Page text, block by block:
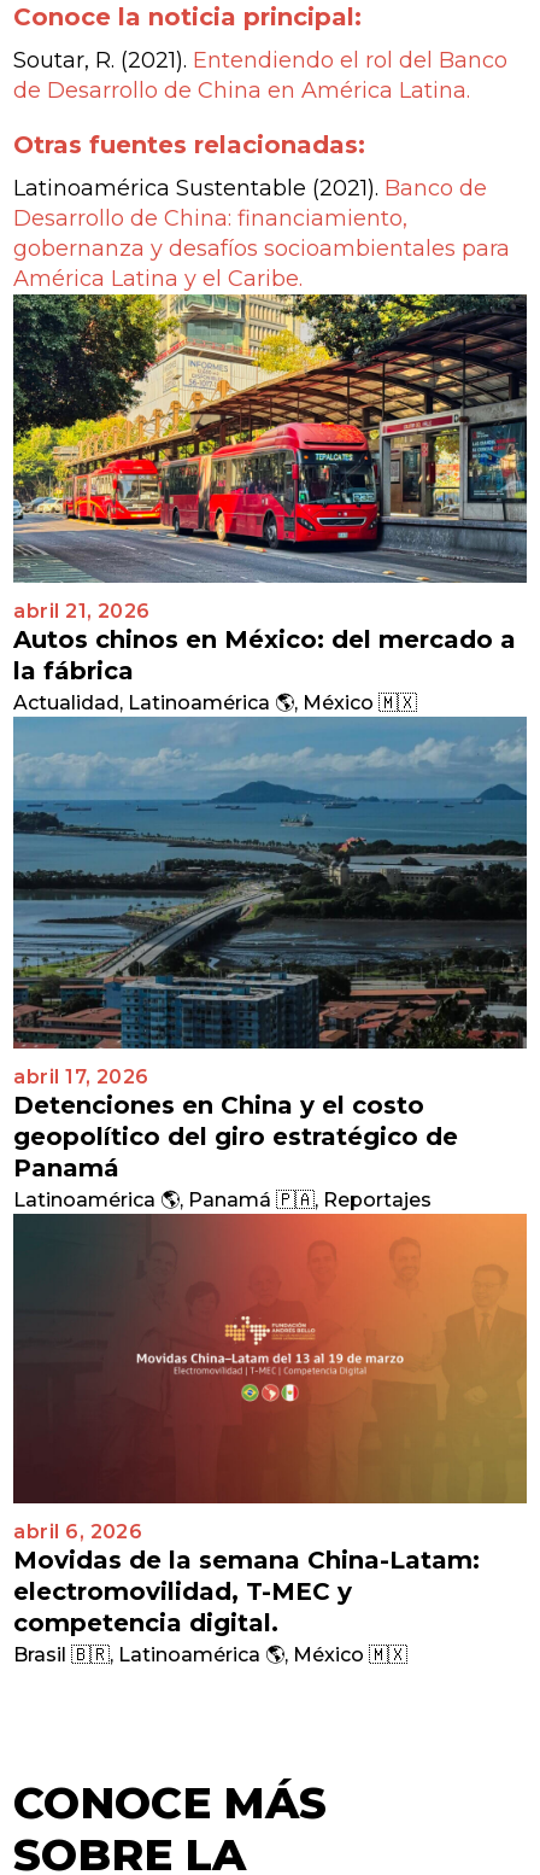
Conoce la noticia principal:
Soutar, R. (2021). Entendiendo el rol del Banco
de Desarrollo de China en América Latina.
Otras fuentes relacionadas:
Latinoamérica Sustentable (2021). Banco de
Desarrollo de China: financiamiento,
gobernanza y desafíos socioambientales para
América Latina y el Caribe.
abril 21, 2026
Autos chinos en México: del mercado a
la fábrica
Actualidad , Latinoamérica 🌎, México 🇲🇽
abril 17, 2026
Detenciones en China y el costo
geopolítico del giro estratégico de
Panamá
Latinoamérica 🌎, Panamá 🇵🇦, Reportajes
abril 6, 2026
Movidas de la semana China-Latam:
electromovilidad, T-MEC y
competencia digital.
Brasil 🇧🇷, Latinoamérica 🌎, México 🇲🇽
CONOCE MÁS
SOBRE LA